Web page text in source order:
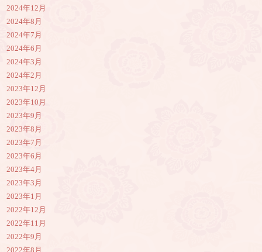
2024年12月
2024年8月
2024年7月
2024年6月
2024年3月
2024年2月
2023年12月
2023年10月
2023年9月
2023年8月
2023年7月
2023年6月
2023年4月
2023年3月
2023年1月
2022年12月
2022年11月
2022年9月